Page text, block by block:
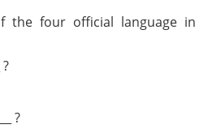
the four official language in
?
?